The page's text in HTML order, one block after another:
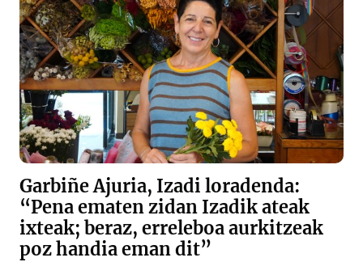
Garbiñe Ajuria, Izadi loradenda:
“Pena ematen zidan Izadik ateak
ixteak; beraz, erreleboa aurkitzeak
poz handia eman dit”